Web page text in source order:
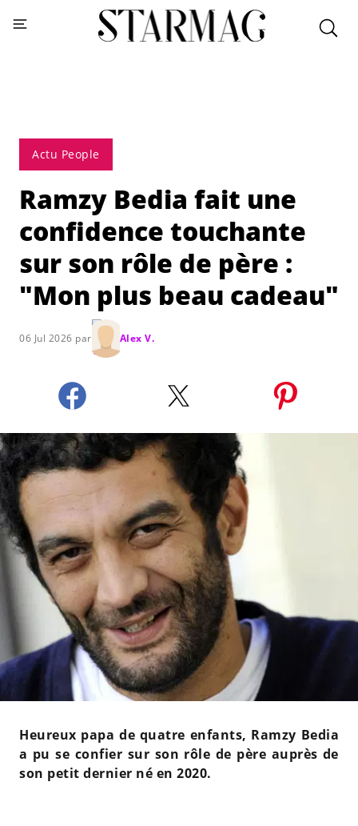
Actu People
Ramzy Bedia fait une
confidence touchante
sur son rôle de père :
"Mon plus beau cadeau"
06 Jul 2026 par Alex V.
Heureux papa de quatre enfants, Ramzy Bedia
a pu se confier sur son rôle de père auprès de
son petit dernier né en 2020.